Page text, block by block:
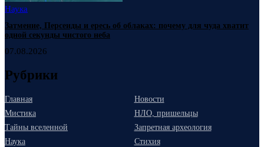
Наука
Затмение, Персеиды и ересь об облаках: почему для чуда хватит
одной секунды чистого неба
07.08.2026
Рубрики
Главная
Новости
Мистика
НЛО, пришельцы
Тайны вселенной
Запретная археология
Наука
Стихия